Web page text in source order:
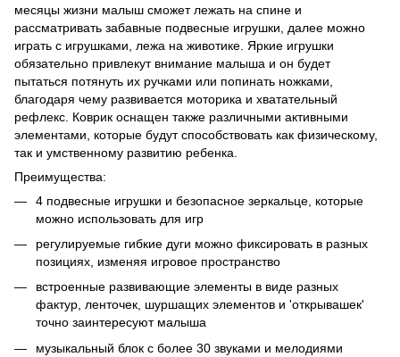
месяцы жизни малыш сможет лежать на спине и
рассматривать забавные подвесные игрушки, далее можно
играть с игрушками, лежа на животике. Яркие игрушки
обязательно привлекут внимание малыша и он будет
пытаться потянуть их ручками или попинать ножками,
благодаря чему развивается моторика и хватательный
рефлекс. Коврик оснащен также различными активными
элементами, которые будут способствовать как физическому,
так и умственному развитию ребенка.
Преимущества:
4 подвесные игрушки и безопасное зеркальце, которые
можно использовать для игр
регулируемые гибкие дуги можно фиксировать в разных
позициях, изменяя игровое пространство
встроенные развивающие элементы в виде разных
фактур, ленточек, шуршащих элементов и 'открывашек'
точно заинтересуют малыша
музыкальный блок с более 30 звуками и мелодиями